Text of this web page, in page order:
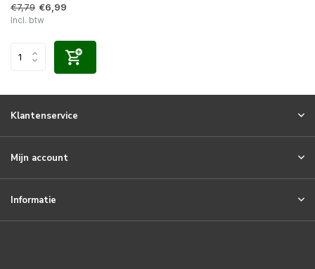
€7,79 €6,99
Incl. btw
Klantenservice
Mijn account
Informatie